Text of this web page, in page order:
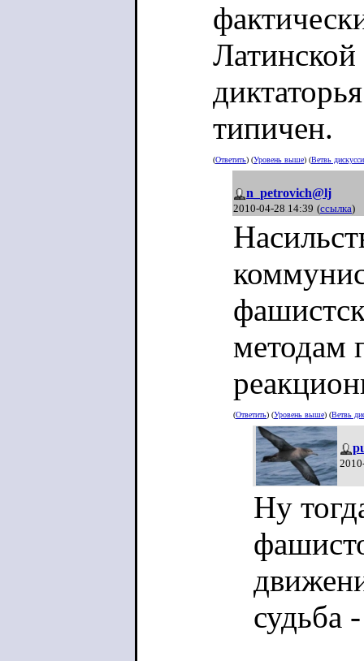
типичен.
(Ответить) (Уровень выше) (Ветвь
n_petrovich@lj
2010-04-28 14:39 (ссылка)
методам
(Ответить) (Уровень выше) (Ветвь
Ну
судьба